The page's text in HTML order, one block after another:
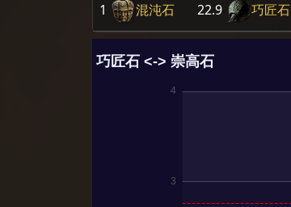
1 混沌石 22.9 巧匠石